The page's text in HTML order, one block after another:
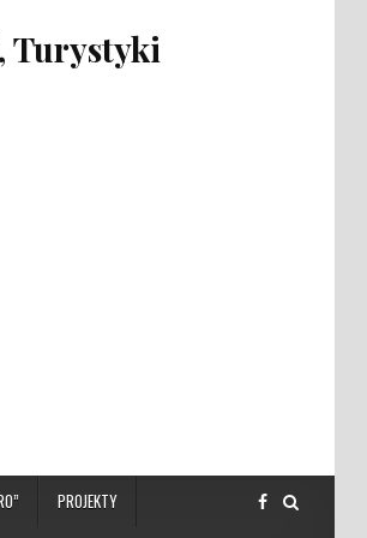
Turystyki
PROJEKTY